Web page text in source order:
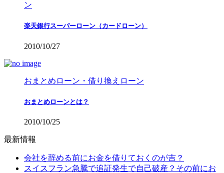
ン
楽天銀行スーパーローン（カードローン）
2010/10/27
おまとめローン・借り換えローン
おまとめローンとは？
2010/10/25
最新情報
会社を辞める前にお金を借りておくのが吉？
スイスフラン急騰で追証発生で自己破産？その前にお